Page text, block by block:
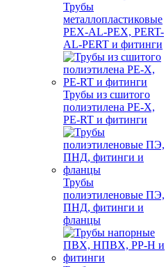
Трубы
металлопластиковые
PEX-AL-PEX, PERT-
AL-PERT и фитинги
Трубы из сшитого
полиэтилена PE-X,
PE-RT и фитинги
Трубы
полиэтиленовые ПЭ,
ПНД, фитинги и
фланцы